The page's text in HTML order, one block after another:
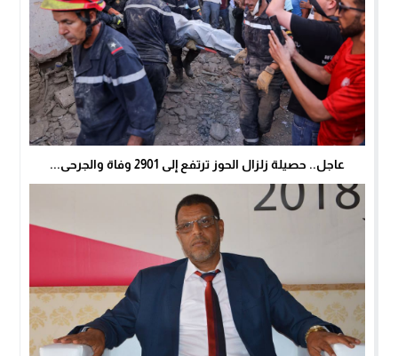
عاجل.. حصيلة زلزال الحوز ترتفع إلى 2901 وفاة والجرحى...